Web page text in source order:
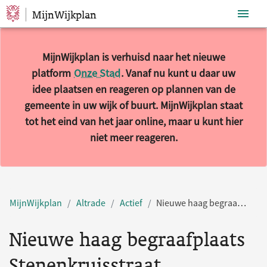
Sla navigatie over
MijnWijkplan
MijnWijkplan is verhuisd naar het nieuwe
platform Onze Stad. Vanaf nu kunt u daar uw
idee plaatsen en reageren op plannen van de
gemeente in uw wijk of buurt. MijnWijkplan staat
tot het eind van het jaar online, maar u kunt hier
niet meer reageren.
MijnWijkplan Altrade Actief Nieuwe haag begraafplaats Stenenkruisstraat
Nieuwe haag begraafplaats